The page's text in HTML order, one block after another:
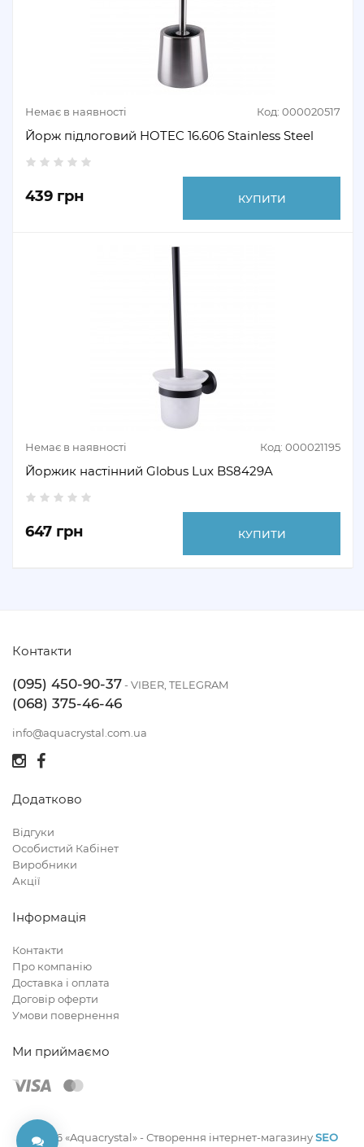
Немає в наявності Код: 000020517
Йорж підлоговий HOTEC 16.606 Stainless Steel
439 грн КУПИТИ
Немає в наявності Код: 000021195
Йоржик настінний Globus Lux BS8429A
647 грн КУПИТИ
Контакти
(095) 450-90-37- VIBER, TELEGRAM
(068) 375-46-46
info@aquacrystal.com.ua
Додатково
Відгуки
Особистий Кабінет
Виробники
Акції
Інформація
Контакти
Про компанію
Доставка і оплата
Договір оферти
Умови повернення
Ми приймаємо
© 2026 «Aquacrystal» -Створення інтернет-магазинуSEO